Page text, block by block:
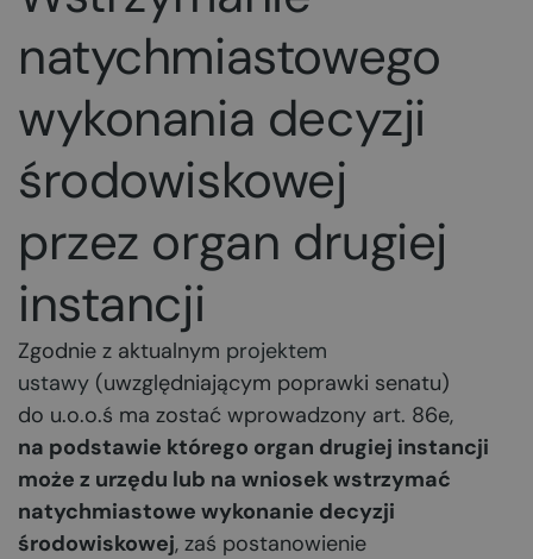
natychmiastowego
wykonania decyzji
środowiskowej
przez organ drugiej
instancji
Zgodnie z aktualnym projektem
ustawy (uwzględniającym poprawki senatu)
do u.o.o.ś ma zostać wprowadzony art. 86e,
na podstawie którego organ drugiej instancji
może z urzędu lub na wniosek wstrzymać
natychmiastowe wykonanie decyzji
środowiskowej, zaś postanowienie